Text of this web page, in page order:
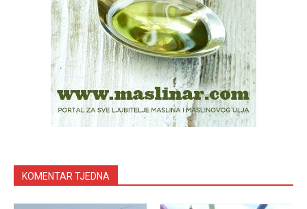
KOMENTAR TJEDNA